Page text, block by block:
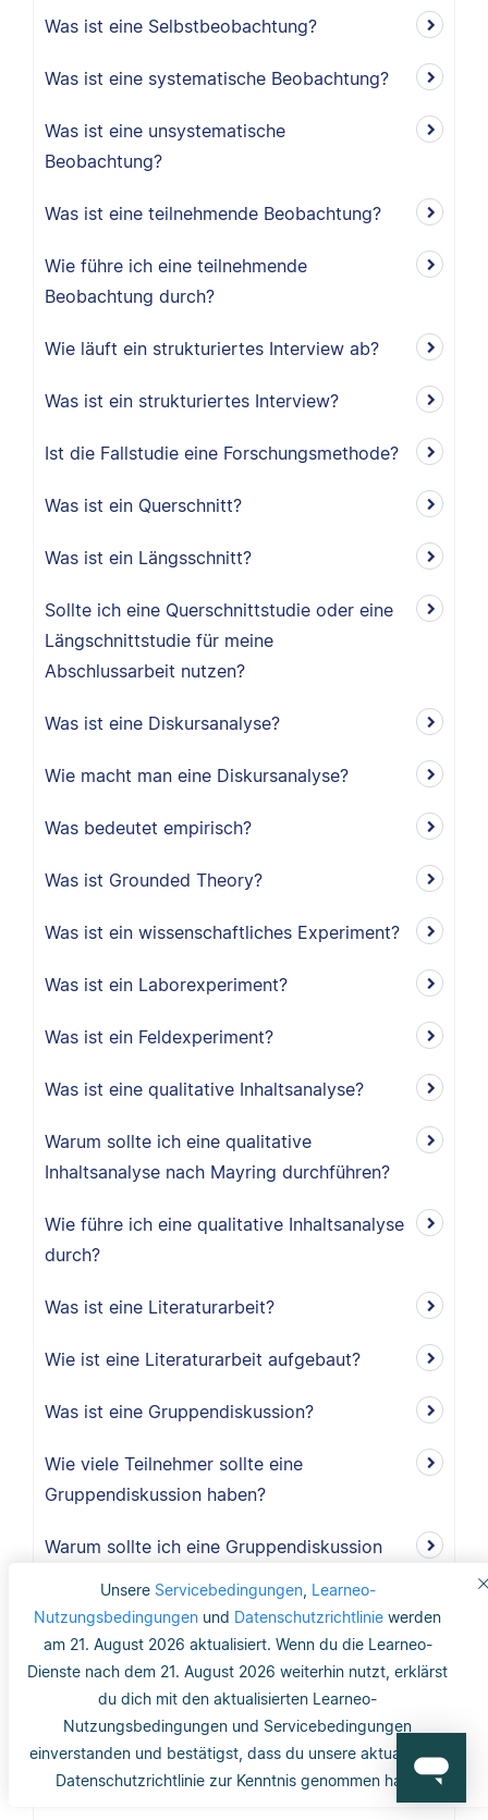
Unsere Servicebedingungen, Learneo-
Nutzungsbedingungen und Datenschutzrichtlinie werden
am 21. August 2026 aktualisiert. Wenn du die Learneo-
Dienste nach dem 21. August 2026 weiterhin nutzt, erklärst
du dich mit den aktualisierten Learneo-
Nutzungsbedingungen und Servicebedingungen
einverstanden und bestätigst, dass du unsere aktualisierte
Datenschutzrichtlinie zur Kenntnis genommen hast.
Was ist eine Selbstbeobachtung?
Was ist eine systematische Beobachtung?
Was ist eine unsystematische
Beobachtung?
Was ist eine teilnehmende Beobachtung?
Wie führe ich eine teilnehmende
Beobachtung durch?
Wie läuft ein strukturiertes Interview ab?
Was ist ein strukturiertes Interview?
Ist die Fallstudie eine Forschungsmethode?
Was ist ein Querschnitt?
Was ist ein Längsschnitt?
Sollte ich eine Querschnittstudie oder eine
Längschnittstudie für meine
Abschlussarbeit nutzen?
Was ist eine Diskursanalyse?
Wie macht man eine Diskursanalyse?
Was bedeutet empirisch?
Was ist Grounded Theory?
Was ist ein wissenschaftliches Experiment?
Was ist ein Laborexperiment?
Was ist ein Feldexperiment?
Was ist eine qualitative Inhaltsanalyse?
Warum sollte ich eine qualitative
Inhaltsanalyse nach Mayring durchführen?
Wie führe ich eine qualitative Inhaltsanalyse
durch?
Was ist eine Literaturarbeit?
Wie ist eine Literaturarbeit aufgebaut?
Was ist eine Gruppendiskussion?
Wie viele Teilnehmer sollte eine
Gruppendiskussion haben?
Warum sollte ich eine Gruppendiskussion
Wie lang ist der Methodikteil?
Was bedeutet deduktiv und induktiv?
Was bedeutet induktiv?
Was bedeutet deduktiv?